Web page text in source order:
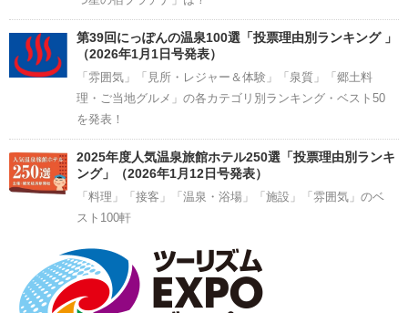
第39回にっぽんの温泉100選「投票理由別ランキング 」
（2026年1月1日号発表）
「雰囲気」「見所・レジャー＆体験」「泉質」「郷土料
理・ご当地グルメ」の各カテゴリ別ランキング・ベスト50
を発表！
2025年度人気温泉旅館ホテル250選「投票理由別ランキ
ング」（2026年1月12日号発表）
「料理」「接客」「温泉・浴場」「施設」「雰囲気」のベ
スト100軒